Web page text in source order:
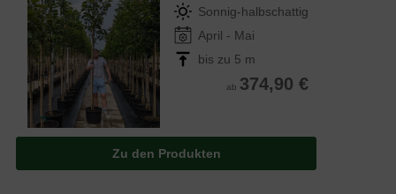
Sonnig-halbschattig
April - Mai
bis zu 5 m
ab 374,90 €
Zu den Produkten